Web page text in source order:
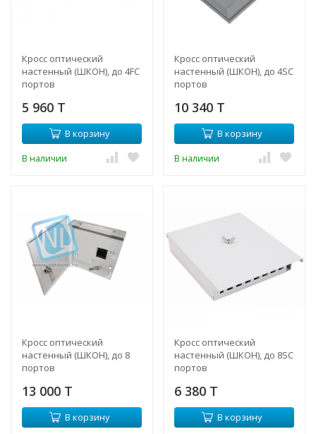
Кросс оптический
настенный (ШКОН), до 4FC
портов
5 960 T
В корзину
В наличии
Кросс оптический
настенный (ШКОН), до 4SC
портов
10 340 T
В корзину
В наличии
Кросс оптический
настенный (ШКОН), до 8
портов
13 000 T
В корзину
Кросс оптический
настенный (ШКОН), до 8SC
портов
6 380 T
В корзину